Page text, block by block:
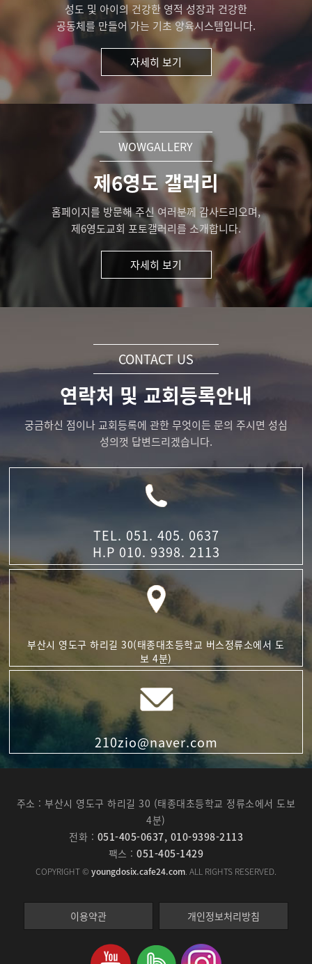
성도 및 아이의 건강한 영적 성장과 건강한
공동체를 만들어 가는 기초 양육시스템입니다.
자세히 보기
WOWGALLERY
제6영도 갤러리
홈페이지를 방문해 주신 여러분께 감사드리오며,
제6영도교회 포토갤러리를 소개합니다.
자세히 보기
CONTACT US
연락처 및 교회등록안내
궁금하신 점이나 교회등록에 관한 무엇이든 문의 주시면 성심
성의껏 답변드리겠습니다.
TEL. 051. 405. 0637
H.P 010. 9398. 2113
부산시 영도구 하리길 30(태종대초등학교 버스정류소에서 도
보 4분)
210zio@naver.com
주소 : 부산시 영도구 하리길 30 (태종대초등학교 정류소에서 도보
4분)
전화 : 051-405-0637, 010-9398-2113
팩스 :051-405-1429
COPYRIGHT © youngdosix.cafe24.com. ALL RIGHTS RESERVED.
이용약관 개인정보처리방침